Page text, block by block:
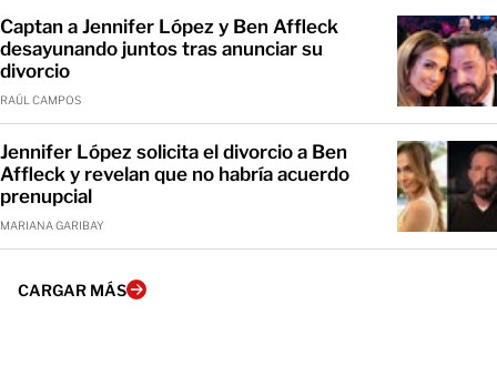
Captan a Jennifer López y Ben Affleck
desayunando juntos tras anunciar su
divorcio
RAÚL CAMPOS
Jennifer López solicita el divorcio a Ben
Affleck y revelan que no habría acuerdo
prenupcial
MARIANA GARIBAY
CARGAR MÁS